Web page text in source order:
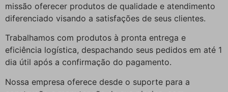
missão oferecer produtos de qualidade e atendimento
diferenciado visando a satisfações de seus clientes.
Trabalhamos com produtos à pronta entrega e
eficiência logística, despachando seus pedidos em até 1
dia útil após a confirmação do pagamento.
Nossa empresa oferece desde o suporte para a